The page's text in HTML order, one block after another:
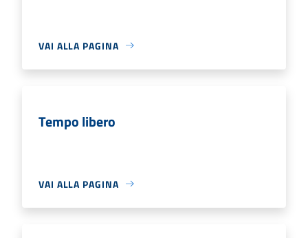
VAI ALLA PAGINA
Tempo libero
VAI ALLA PAGINA